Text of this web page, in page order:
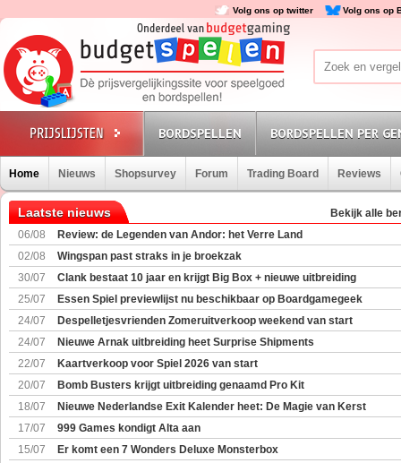
Volg ons op twitter Volg ons op
BORDSPELLEN BORDSPELLEN PER
Home Nieuws Shopsurvey Forum Trading Board Reviews
Laatste nieuws
Bekijk alle
06/08
Review: de Legenden van Andor: het Verre Land
02/08
Wingspan past straks in je broekzak
30/07
Clank bestaat 10 jaar en krijgt Big Box + nieuwe uitbreiding
25/07
Essen Spiel previewlijst nu beschikbaar op Boardgamegeek
24/07
Despelletjesvrienden Zomeruitverkoop weekend van start
24/07
Nieuwe Arnak uitbreiding heet Surprise Shipments
22/07
Kaartverkoop voor Spiel 2026 van start
20/07
Bomb Busters krijgt uitbreiding genaamd Pro Kit
18/07
Nieuwe Nederlandse Exit Kalender heet: De Magie van Kerst
17/07
999 Games kondigt Alta aan
15/07
Er komt een 7 Wonders Deluxe Monsterbox